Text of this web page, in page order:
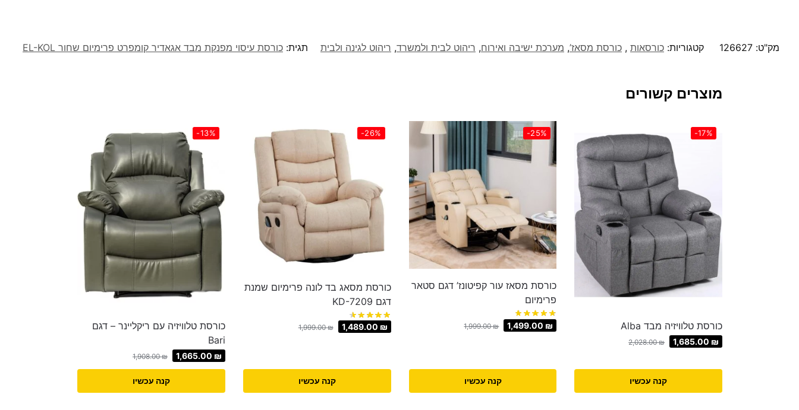
מק"ט: 126627 קטגוריות: כורסאות , כורסת מסאז’, מערכת ישיבה ואירוח, ריהוט לבית ולמשרד, ריהוט לגינה ולבית תגית: כורסת עיסוי מפנקת מבד אגאדיר קומפרט פרימיום שחור EL-KOL
מוצרים קשורים
-17%
כורסת טלוויזיה מבד Alba
2,028.00₪ 1,685.00 ₪
קנה עכשיו
-25%
כורסת מסאז עור קפיטונז’ דגם סטאר
פרימיום
1,999.00₪ 1,499.00 ₪
קנה עכשיו
-26%
כורסת מסאג בד לונה פרימיום שמנת
דגם KD-7209
1,999.00₪ 1,489.00 ₪
קנה עכשיו
-13%
כורסת טלוויזיה עם ריקליינר – דגם
Bari
1,908.00₪ 1,665.00 ₪
קנה עכשיו